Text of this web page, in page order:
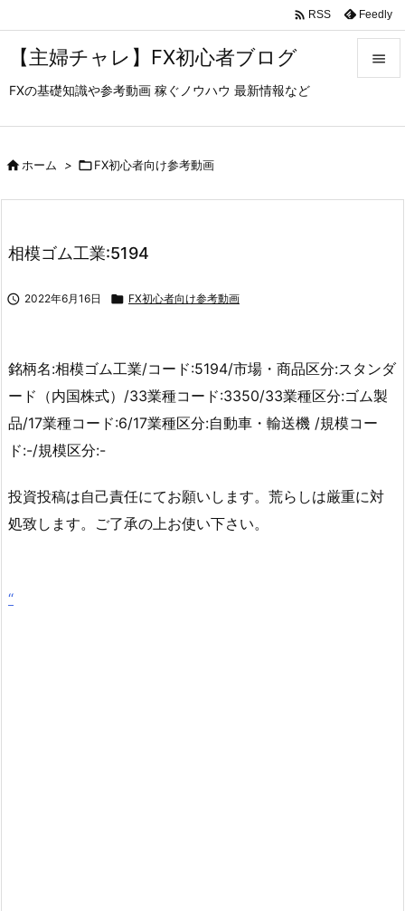
【主婦チャレ】FX初心者ブログ
FXの基礎知識や参考動画 稼ぐノウハウ 最新情報など

 RSS Feedly
ホーム > FX初心者向け参考動画
相模ゴム工業:5194
 2022年6月16日  FX初心者向け参考動画
銘柄名:相模ゴム工業/コード:5194/市場・商品区分:スタンダ
ード（内国株式）/33業種コード:3350/33業種区分:ゴム製
品/17業種コード:6/17業種区分:自動車・輸送機 /規模コー
ド:-/規模区分:-
投資投稿は自己責任にてお願いします。荒らしは厳重に対
処致します。ご了承の上お使い下さい。
“